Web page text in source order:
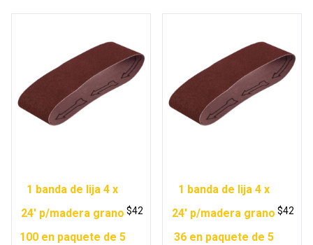
1 banda de lija 4 x
24′ p/madera grano
100 en paquete de 5
$42
1 banda de lija 4 x
24′ p/madera grano
36 en paquete de 5
$42